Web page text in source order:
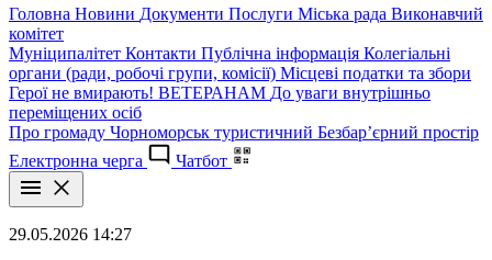
Головна Новини Документи Послуги Міська рада Виконавчий
комітет
Муніципалітет Контакти Публічна інформація Колегіальні
органи (ради, робочі групи, комісії) Місцеві податки та збори
Герої не вмирають! ВЕТЕРАНАМ До уваги внутрішньо
переміщених осіб
Про громаду Чорноморськ туристичний Безбар’єрний простір
Електронна черга
Чатбот
29.05.2026 14:27